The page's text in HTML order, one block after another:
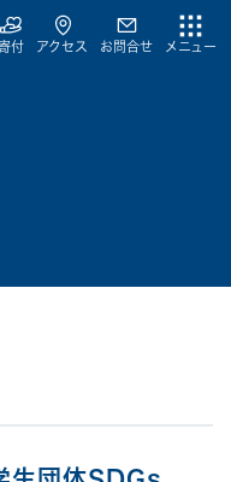
付 アクセス お問合せ メニュー